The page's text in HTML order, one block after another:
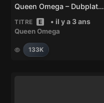
Queen Omega – Dubplate – Little Lion Sound – Next Episode
TITRE E • il y a 3 ans
Queen Omega
133K